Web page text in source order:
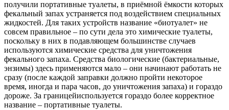
получили портативные туалеты, в приёмной ёмкости которых
фекальный запах устраняется под воздействием специальных
жидкостей. Для таких устройств название «биотуалет» не
совсем правильное – по сути дела это химические туалеты,
поскольку в них в подавляющем большинстве случаев
используются химические средства для уничтожения
фекального запаха. Средства биологические (бактериальные,
энзимы) здесь применяются мало – они начинают работать не
сразу (после каждой заправки должно пройти некоторое
время, иногда и пара часов, до уничтожения запаха) и гораздо
дороже. За границейиспользуется гораздо более корректное
название – портативные туалеты.